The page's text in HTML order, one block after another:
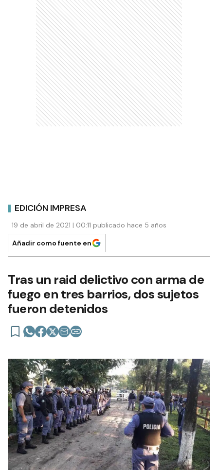
EDICIÓN IMPRESA
19 de abril de 2021 | 00:11 publicado hace 5 años
Añadir como fuente en
Tras un raid delictivo con arma de
fuego en tres barrios, dos sujetos
fueron detenidos